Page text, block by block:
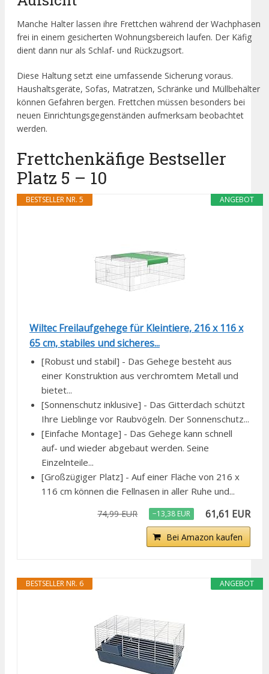
Manche Halter lassen ihre Frettchen während der Wachphasen
frei in einem gesicherten Wohnungsbereich laufen. Der Käfig
dient dann nur als Schlaf- und Rückzugsort.
Diese Haltung setzt eine umfassende Sicherung voraus.
Haushaltsgeräte, Sofas, Matratzen, Schränke und Müllbehälter
können Gefahren bergen. Frettchen müssen besonders bei
neuen Einrichtungsgegenständen aufmerksam beobachtet
werden.
Frettchenkäfige Bestseller
Platz 5 – 10
ANGEBOT
BESTSELLER NR. 5
Wiltec Freilaufgehege für Kleintiere, 216 x 116 x
65 cm, stabiles und sicheres...
[Robust und stabil] - Das Gehege besteht aus
einer Konstruktion aus verchromtem Metall und
bietet...
[Sonnenschutz inklusive] - Das Gitterdach schützt
Ihre Lieblinge vor Raubvögeln. Der Sonnenschutz...
[Einfache Montage] - Das Gehege kann schnell
auf- und wieder abgebaut werden. Seine
Einzelnteile...
[Großzügiger Platz] - Auf einer Fläche von 216 x
116 cm können die Fellnasen in aller Ruhe und...
74,99 EUR −13,38 EUR 61,61 EUR
Bei Amazon kaufen
ANGEBOT
BESTSELLER NR. 6